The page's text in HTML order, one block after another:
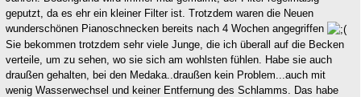
geputzt, da es ehr ein kleiner Filter ist. Trotzdem waren die Neuen
wunderschönen Pianoschnecken bereits nach 4 Wochen angegriffen
Sie bekommen trotzdem sehr viele Junge, die ich überall auf die Becken
verteile, um zu sehen, wo sie sich am wohlsten fühlen. Habe sie auch
draußen gehalten, bei den Medaka..draußen kein Problem...auch mit
wenig Wasserwechsel und keiner Entfernung des Schlamms. Das habe